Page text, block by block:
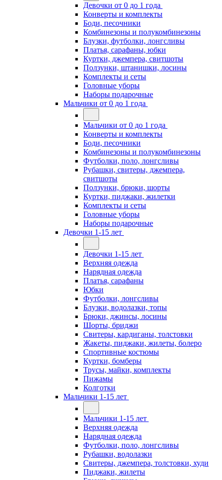
Девочки от 0 до 1 года
Конверты и комплекты
Боди, песочники
Комбинезоны и полукомбинезоны
Блузки, футболки, лонгсливы
Платья, сарафаны, юбки
Куртки, джемпера, свитшоты
Ползунки, штанишки, лосины
Комплекты и сеты
Головные уборы
Наборы подарочные
Мальчики от 0 до 1 года
Мальчики от 0 до 1 года
Конверты и комплекты
Боди, песочники
Комбинезоны и полукомбинезоны
Футболки, поло, лонгсливы
Рубашки, свитеры, джемпера,
свитшоты
Ползунки, брюки, шорты
Куртки, пиджаки, жилетки
Комплекты и сеты
Головные уборы
Наборы подарочные
Девочки 1-15 лет
Девочки 1-15 лет
Верхняя одежда
Нарядная одежда
Платья, сарафаны
Юбки
Футболки, лонгсливы
Блузки, водолазки, топы
Брюки, джинсы, лосины
Шорты, бриджи
Свитеры, кардиганы, толстовки
Жакеты, пиджаки, жилеты, болеро
Спортивные костюмы
Куртки, бомберы
Трусы, майки, комплекты
Пижамы
Колготки
Мальчики 1-15 лет
Мальчики 1-15 лет
Верхняя одежда
Нарядная одежда
Футболки, поло, лонгсливы
Рубашки, водолазки
Свитеры, джемпера, толстовки, худи
Пиджаки, жилеты